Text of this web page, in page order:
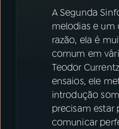
A Segunda
melodias e um
razão, ela é
comum em
Teodor
ensaios, ele
introdução
precisam estar
comunicar